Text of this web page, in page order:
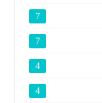
7
7
4
4